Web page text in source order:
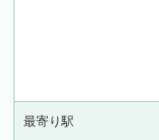
最寄り駅